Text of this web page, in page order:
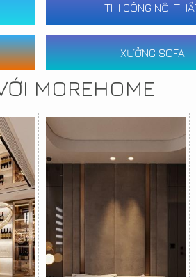
THI CÔNG NỘI
XƯỞNG SOFA
MOREHOME